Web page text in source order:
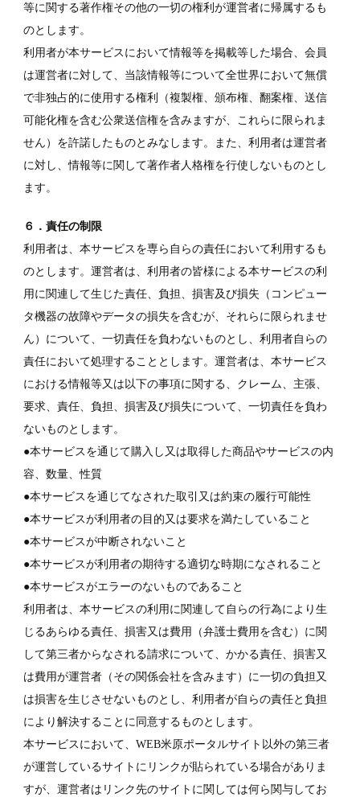
等に関する著作権その他の一切の権利が運営者に帰属するも
のとします。
利用者が本サービスにおいて情報等を掲載等した場合、会員
は運営者に対して、当該情報等について全世界において無償
で非独占的に使用する権利（複製権、頒布権、翻案権、送信
可能化権を含む公衆送信権を含みますが、これらに限られま
せん）を許諾したものとみなします。また、利用者は運営者
に対し、情報等に関して著作者人格権を行使しないものとし
ます。
６．責任の制限
利用者は、本サービスを専ら自らの責任において利用するも
のとします。運営者は、利用者の皆様による本サービスの利
用に関連して生じた責任、負担、損害及び損失（コンピュー
タ機器の故障やデータの損失を含むが、それらに限られませ
ん）について、一切責任を負わないものとし、利用者自らの
責任において処理することとします。運営者は、本サービス
における情報等又は以下の事項に関する、クレーム、主張、
要求、責任、負担、損害及び損失について、一切責任を負わ
ないものとします。
●本サービスを通じて購入し又は取得した商品やサービスの内
容、数量、性質
●本サービスを通じてなされた取引又は約束の履行可能性
●本サービスが利用者の目的又は要求を満たしていること
●本サービスが中断されないこと
●本サービスが利用者の期待する適切な時期になされること
●本サービスがエラーのないものであること
利用者は、本サービスの利用に関連して自らの行為により生
じるあらゆる責任、損害又は費用（弁護士費用を含む）に関
して第三者からなされる請求について、かかる責任、損害又
は費用が運営者（その関係会社を含みます）に一切の負担又
は損害を生じさせないものとし、利用者が自らの責任と負担
により解決することに同意するものとします。
本サービスにおいて、WEB米原ポータルサイト以外の第三者
が運営しているサイトにリンクが貼られている場合がありま
すが、運営者はリンク先のサイトに関しては何ら関与してお